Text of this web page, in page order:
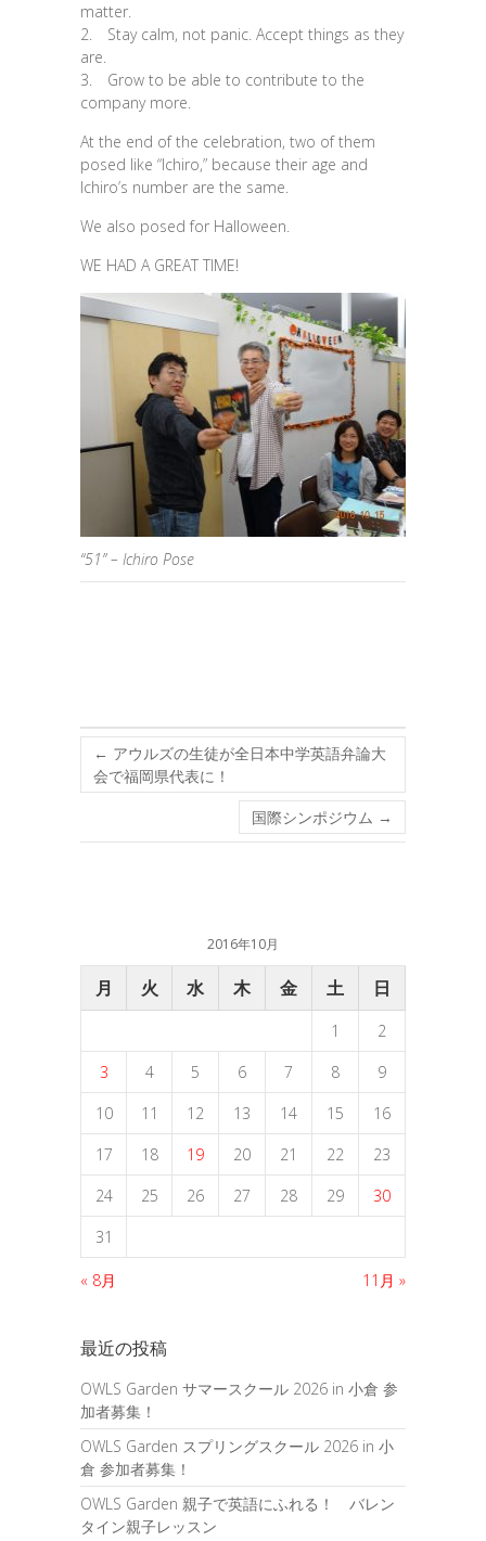
matter.
2. Stay calm, not panic. Accept things as they
are.
3. Grow to be able to contribute to the
company more.
At the end of the celebration, two of them
posed like “Ichiro,” because their age and
Ichiro’s number are the same.
We also posed for Halloween.
WE HAD A GREAT TIME!
“51” – Ichiro Pose
← アウルズの生徒が全日本中学英語弁論大
会で福岡県代表に！
国際シンポジウム →
2016年10月
月 火 水 木 金 土 日
1
2
3
4 5 6 7 8
9
10
11 12 13 14 15
16
17
18 19 20 21 22
23
24
25 26 27 28 29
30
31
« 8月 11月 »
最近の投稿
OWLS Garden サマースクール 2026 in 小倉 参
加者募集！
OWLS Garden スプリングスクール 2026 in 小
倉 参加者募集！
OWLS Garden 親子で英語にふれる！ バレン
タイン親子レッスン